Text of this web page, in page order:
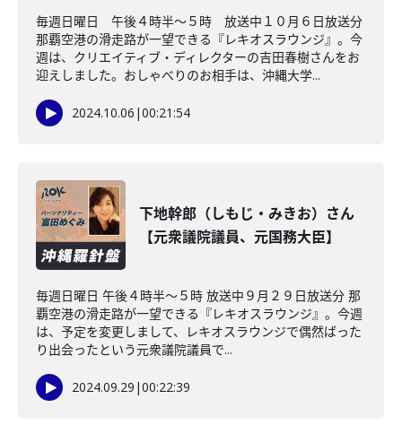
毎週日曜日 午後４時半～５時 放送中１０月６日放送分
那覇空港の滑走路が一望できる『レキオスラウンジ』。今
週は、クリエイティブ・ディレクターの吉田春樹さんをお
迎えしました。おしゃべりのお相手は、沖縄大学...
2024.10.06 |00:21:54
下地幹郎（しもじ・みきお）さん
【元衆議院議員、元国務大臣】
毎週日曜日 午後４時半～５時 放送中９月２９日放送分 那
覇空港の滑走路が一望できる『レキオスラウンジ』。今週
は、予定を変更しまして、レキオスラウンジで偶然ばった
り出会ったという元衆議院議員で...
2024.09.29 |00:22:39